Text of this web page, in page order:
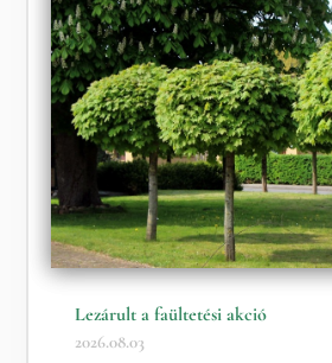
Lezárult a faültetési akció
2026.08.03